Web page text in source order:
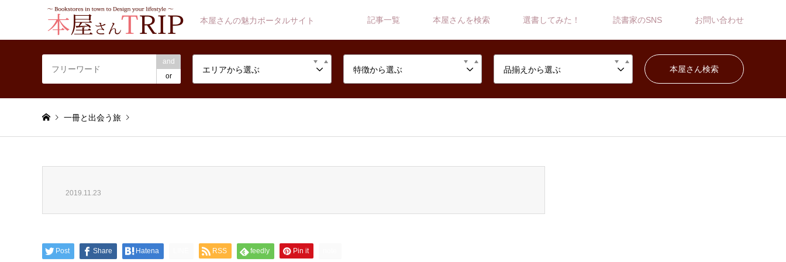
本屋さんの魅力ポータルサイト 記事一覧 本屋さんを検索 選書してみた！ 読書家のSNS お問い合わせ
and
or
エリアから選ぶ 特徴から選ぶ 品揃えから選ぶ
一冊と出会う旅
2019.11.23
Post Share Hatena RSS feedly Pin it